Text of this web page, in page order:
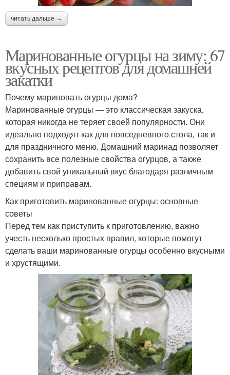
читать дальше →
Маринованные огурцы на зиму: 67
вкусных рецептов для домашней
закатки
Почему мариновать огурцы дома?
Маринованные огурцы — это классическая закуска,
которая никогда не теряет своей популярности. Они
идеально подходят как для повседневного стола, так и
для праздничного меню. Домашний маринад позволяет
сохранить все полезные свойства огурцов, а также
добавить свой уникальный вкус благодаря различным
специям и приправам.
Как приготовить маринованные огурцы: основные
советы
Перед тем как приступить к приготовлению, важно
учесть несколько простых правил, которые помогут
сделать ваши маринованные огурцы особенно вкусными
и хрустящими.